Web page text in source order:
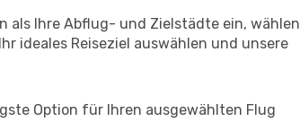
als Ihre Abflug- und Zielstädte ein, wählen
ideales Reiseziel auswählen und unsere
Option für Ihren ausgewählten Flug